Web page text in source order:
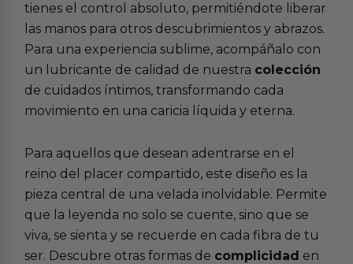
tienes el control absoluto, permitiéndote liberar
las manos para otros descubrimientos y abrazos.
Para una experiencia sublime, acompáñalo con
un lubricante de calidad de nuestra colección
de cuidados íntimos, transformando cada
movimiento en una caricia líquida y eterna.
Para aquellos que desean adentrarse en el
reino del placer compartido, este diseño es la
pieza central de una velada inolvidable. Permite
que la leyenda no solo se cuente, sino que se
viva, se sienta y se recuerde en cada fibra de tu
ser. Descubre otras formas de complicidad en